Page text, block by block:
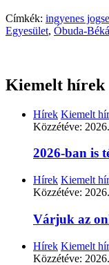
Címkék: ingyenes
Egyesület, Óbuda-
Kiemelt hírek
Hírek Kiemelt
Közzétéve:
2026-ban is
Hírek Kiemelt
Közzétéve:
Várjuk az
Hírek Kiemelt
Közzétéve: